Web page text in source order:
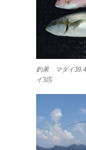
釣果 マダイ
イ3匹